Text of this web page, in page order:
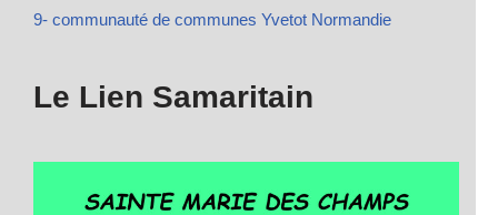
9- communauté de communes Yvetot Normandie
Le Lien Samaritain